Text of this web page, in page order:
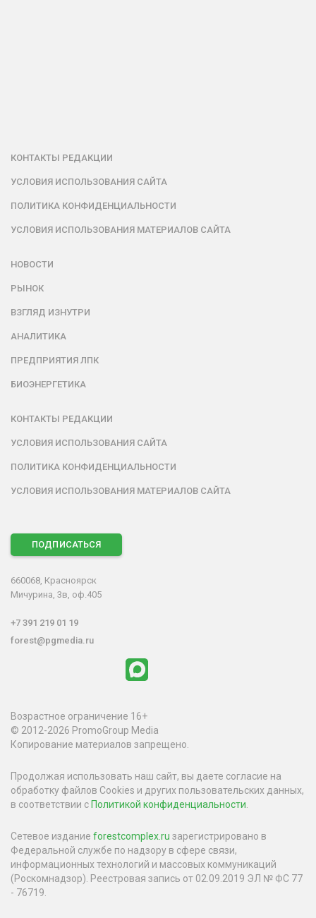
КОНТАКТЫ РЕДАКЦИИ
УСЛОВИЯ ИСПОЛЬЗОВАНИЯ САЙТА
ПОЛИТИКА КОНФИДЕНЦИАЛЬНОСТИ
УСЛОВИЯ ИСПОЛЬЗОВАНИЯ МАТЕРИАЛОВ САЙТА
НОВОСТИ
РЫНОК
ВЗГЛЯД ИЗНУТРИ
АНАЛИТИКА
ПРЕДПРИЯТИЯ ЛПК
БИОЭНЕРГЕТИКА
КОНТАКТЫ РЕДАКЦИИ
УСЛОВИЯ ИСПОЛЬЗОВАНИЯ САЙТА
ПОЛИТИКА КОНФИДЕНЦИАЛЬНОСТИ
УСЛОВИЯ ИСПОЛЬЗОВАНИЯ МАТЕРИАЛОВ САЙТА
ПОДПИСАТЬСЯ
660068, Красноярск
Мичурина, 3в, оф.405
+7 391 219 01 19
forest@pgmedia.ru
Возрастное ограничение 16+
© 2012-2026 PromoGroup Media
Копирование материалов запрещено.
Продолжая использовать наш сайт, вы даете согласие на
обработку файлов Cookies и других пользовательских данных,
в соответствии с Политикой конфиденциальности
Сетевое издание forestcomplex.ru зарегистрировано в
Федеральной службе по надзору в сфере связи,
информационных технологий и массовых коммуникаций
(Роскомнадзор). Реестровая запись от 02.09.2019 ЭЛ № ФС 77
- 76719.